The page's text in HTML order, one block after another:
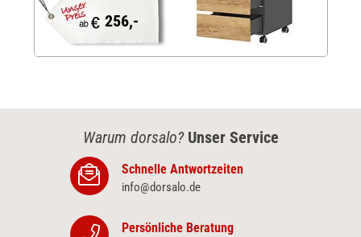
256,-
Warum dorsalo? Unser Service
Schnelle Antwortzeiten
info@dorsalo.de
Persönliche Beratung